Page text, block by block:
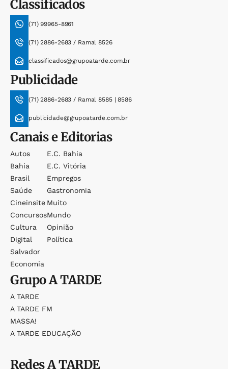
Classificados
(71) 99965-8961
(71) 2886-2683 / Ramal 8526
classificados@grupoatarde.com.br
Publicidade
(71) 2886-2683 / Ramal 8585 | 8586
publicidade@grupoatarde.com.br
Canais e Editorias
Autos
Bahia
Brasil
Saúde
Cineinsite
Concursos
Cultura
Digital
Salvador
Economia
E.c. Bahia
E.c. Vitória
Empregos
Gastronomia
Muito
Mundo
Opinião
Política
GrupoA TARDE
A TARDE
A TARDE FM
MASSA!
A TARDE EDUCAÇÃO
RedesA TARDE